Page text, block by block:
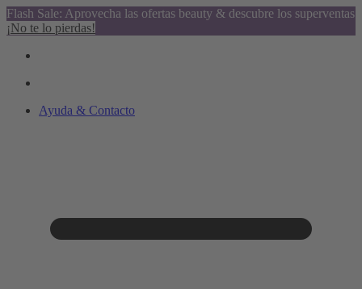
Flash Sale: Aprovecha las ofertas beauty & descubre los superventas
¡No te lo pierdas!
Ayuda & Contacto